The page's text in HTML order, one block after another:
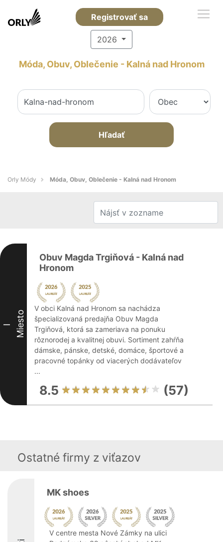
Registrovať sa
2026
Móda, Obuv, Oblečenie - Kalná nad Hronom
Hľadať
Orly Módy Móda, Obuv, Oblečenie - Kalná nad Hronom
I Miesto
Obuv Magda Trgiňová - Kalná nad
Hronom
V obci Kalná nad Hronom sa nachádza
špecializovaná predajňa Obuv Magda
Trgiňová, ktorá sa zameriava na ponuku
rôznorodej a kvalitnej obuvi. Sortiment zahŕňa
dámske, pánske, detské, domáce, športové a
pracovné topánky od viacerých dodávateľov
...
8.5 (57)
Ostatné firmy z viťazov
MK shoes
V centre mesta Nové Zámky na ulici